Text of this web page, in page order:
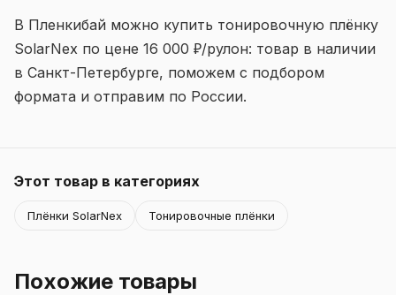
В Пленкибай можно купить тонировочную плёнку
SolarNex по цене 16 000 ₽/рулон: товар в наличии
в Санкт-Петербурге, поможем с подбором
формата и отправим по России.
Этот товар в категориях
Плёнки SolarNex Тонировочные плёнки
Похожие товары